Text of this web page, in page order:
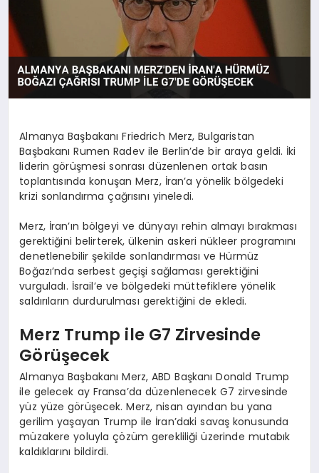
SPOR
TEKNOLOJI
Almanya Başbakanı Friedrich Merz, Bulgaristan
Başbakanı Rumen Radev ile Berlin’de bir araya geldi. İki
liderin görüşmesi sonrası düzenlenen ortak basın
toplantısında konuşan Merz, İran’a yönelik bölgedeki
krizi sonlandırma çağrısını yineledi.
Merz, İran’ın bölgeyi ve dünyayı rehin almayı bırakması
gerektiğini belirterek, ülkenin askeri nükleer programını
denetlenebilir şekilde sonlandırması ve Hürmüz
Boğazı’nda serbest geçişi sağlaması gerektiğini
vurguladı. İsrail’e ve bölgedeki müttefiklere yönelik
saldırıların durdurulması gerektiğini de ekledi.
Merz Trump ile G7 Zirvesinde
Görüşecek
Almanya Başbakanı Merz, ABD Başkanı Donald Trump
ile gelecek ay Fransa’da düzenlenecek G7 zirvesinde
yüz yüze görüşecek. Merz, nisan ayından bu yana
gerilim yaşayan Trump ile İran’daki savaş konusunda
müzakere yoluyla çözüm gerekliliği üzerinde mutabık
kaldıklarını bildirdi.